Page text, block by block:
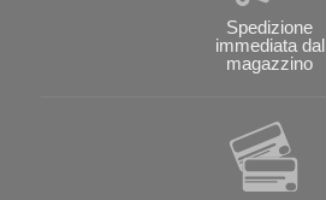
Spedizione
immediata dal
magazzino